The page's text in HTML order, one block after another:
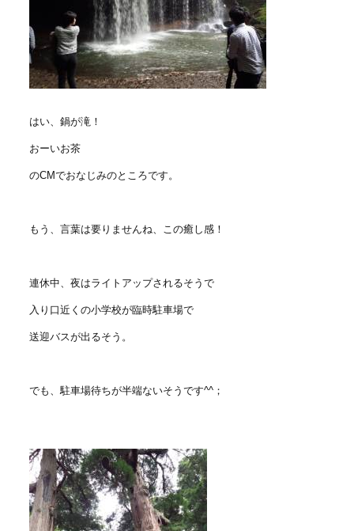
はい、鍋が滝！
おーいお茶
のCMでおなじみのところです。
もう、言葉は要りませんね、この癒し感！
連休中、夜はライトアップされるそうで
入り口近くの小学校が臨時駐車場で
送迎バスが出るそう。
でも、駐車場待ちが半端ないそうです^^；